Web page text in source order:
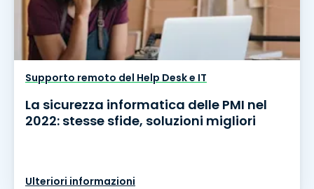
Supporto remoto del Help Desk e IT
La sicurezza informatica delle PMI nel
2022: stesse sfide, soluzioni migliori
Ulteriori informazioni